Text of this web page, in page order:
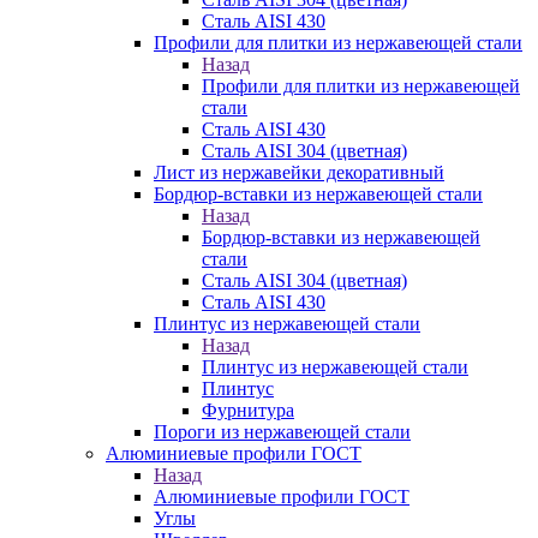
Сталь AISI 430
Профили для плитки из нержавеющей стали
Назад
Профили для плитки из нержавеющей
стали
Сталь AISI 430
Сталь AISI 304 (цветная)
Лист из нержавейки декоративный
Бордюр-вставки из нержавеющей стали
Назад
Бордюр-вставки из нержавеющей
стали
Сталь AISI 304 (цветная)
Сталь AISI 430
Плинтус из нержавеющей стали
Назад
Плинтус из нержавеющей стали
Плинтус
Фурнитура
Пороги из нержавеющей стали
Алюминиевые профили ГОСТ
Назад
Алюминиевые профили ГОСТ
Углы